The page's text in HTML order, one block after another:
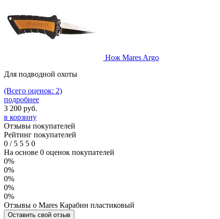
Нож Mares Argo
Для подводной охоты
(Всего оценок: 2)
подробнее
3 200 руб.
в корзину
Отзывы покупателей
Рейтинг покупателей
0 /5 5 5 0
На основе 0 оценок покупателей
0%
0%
0%
0%
0%
Отзывы о Mares Карабин пластиковый
Оставить свой отзыв